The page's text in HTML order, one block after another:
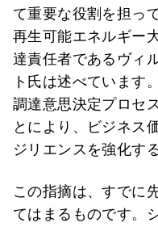
て重要な役割を担っ
再生可能エネルギー
達責任者であるヴィ
ト氏は述べています
調達意思決定プロセ
とにより、ビジネス
ジリエンスを強化す
この指摘は、すでに
てはまるものです。